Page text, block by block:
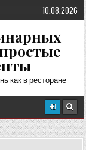
10.08.2026
как в ресторане